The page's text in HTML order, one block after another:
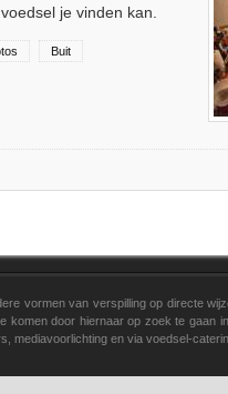
je vinden kan.
Buit
vormen van verspilling op directe
komen door hiernaar op zoek te gaan
mediavoorlichting en via voedsel-